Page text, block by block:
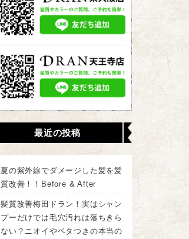
最近の投稿
夏の紫外線でダメージした髪を髪
質改善！！Before & After
髪質改善梅田ドラン！実はシャン
プーだけでは毛穴汚れは落ちきら
ない？ニオイやベタつきの本当の